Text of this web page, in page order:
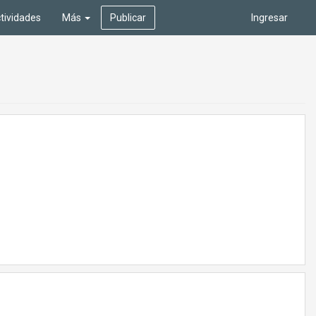
Ingresar
Más Publicar